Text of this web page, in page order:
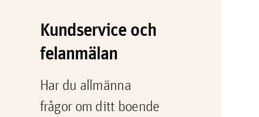
Kundservice och
felanmälan
Har du allmänna
frågor om ditt boende